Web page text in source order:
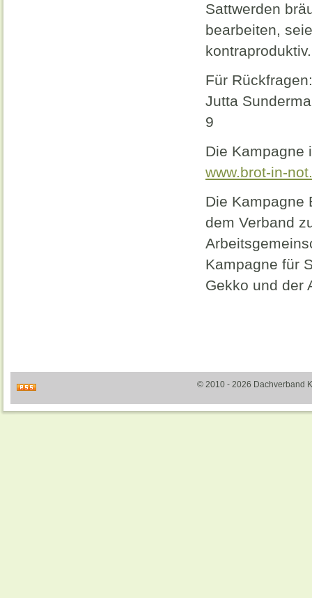
Sattwerden
bearbeiten,
kontraproduktiv.
Für Rückfragen:
Jutta
9
Die Kampagne
www.brot-in-
Die Kampagne
dem Verband
Kampagne für
Gekko und der
© 2010 - 2026 Dachverband